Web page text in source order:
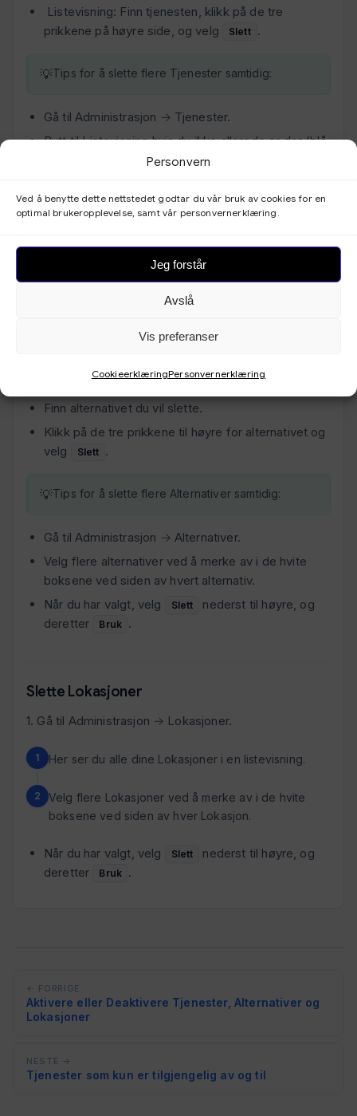
Personvern
Ved å benytte dette nettstedet godtar du vår bruk av cookies for en
optimal brukeropplevelse, samt vår personvernerklæring.
Jeg forstår
Avslå
Vis preferanser
CookieerklæringPersonvernerklæring
Listevisning: Finn tjenesten, klikk på de tre
prikkene på høyre side, og velg
Slett .
Tips for å slette flere Tjenester samtidig:
Gå til Administrasjon → Tjenester.
Bytt til Listevisning hvis du ikke allerede er der (blå
boksene ved siden av hver tjeneste.
deretter Bruk .
1. Gå til Administrasjon → Alternativer.
2. Her ser du alle dine alternativer i en listevisning.
Finn alternativet du vil slette.
Klikk på de tre prikkene til høyre for alternativet og
velg
Slett .
Tips for å slette flere Alternativer samtidig:
Gå til Administrasjon → Alternativer.
Velg flere alternativer ved å merke av i de hvite
boksene ved siden av hvert alternativ.
Når du har valgt, velg
Slett
nederst til høyre, og
deretter
Bruk .
Slette Lokasjoner
1. Gå til Administrasjon → Lokasjoner.
Her ser du alle dine Lokasjoner i en listevisning.
Velg flere Lokasjoner ved å merke av i de hvite
boksene ved siden av hver Lokasjon.
Når du har valgt, velg Slett
nederst til høyre, og
deretter
Bruk .
← FORRIGE
Aktivere eller Deaktivere Tjenester, Alternativer og
Lokasjoner
NESTE →
Tjenester som kun er tilgjengelig av og til